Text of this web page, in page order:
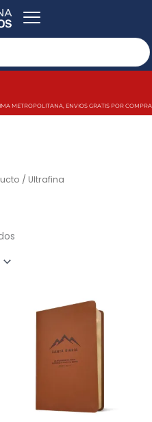
METROPOLITANA, ENVIOS GRATIS POR
/ Ultrafina